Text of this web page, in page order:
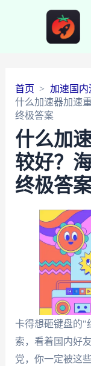
首页
加速国内
什么加速器加速
终极答案
什么加
较好？
终极答
卡得想砸键盘的"
索，看着国内好
党，你一定被这